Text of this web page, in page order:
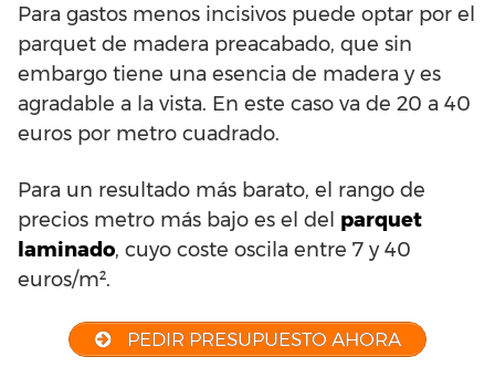
Para gastos menos incisivos puede optar por el
parquet de madera preacabado, que sin
embargo tiene una esencia de madera y es
agradable a la vista. En este caso va de 20 a 40
euros por metro cuadrado.
Para un resultado más barato, el rango de
precios metro más bajo es el del parquet
laminado, cuyo coste oscila entre 7 y 40
euros/m².
PEDIR PRESUPUESTO AHORA